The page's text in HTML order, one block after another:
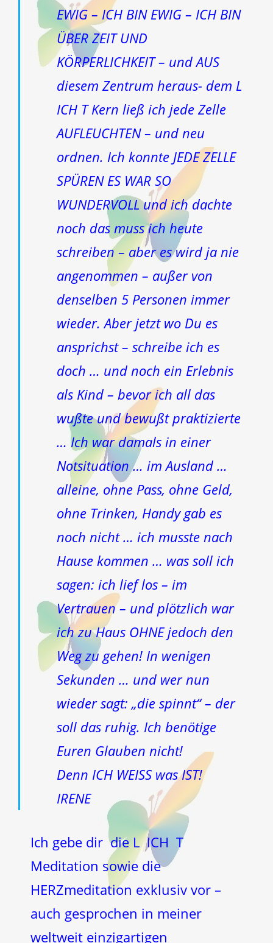
EWIG – ICH BIN EWIG – ICH BIN
ÜBER ZEIT UND
KÖRPERLICHKEIT – und AUS
diesem Zentrum heraus- dem L
ICH T Kern ließ ich jede Zelle
AUFLEUCHTEN – und neu
ordnen. Ich konnte JEDE ZELLE
SPÜREN ES WAR SO
WUNDERVOLL und ich dachte
noch das muss ich heute
schreiben – aber es wird ja nie
angenommen – außer von
denselben 5 Personen immer
wieder. Aber jetzt wo Du es
ansprichst – schreibe ich es
doch … und noch ein Erlebnis
als Kind – bevor ich all das
wußte und bewußt praktizierte
… Ich war damals in einer
Notsituation … im Ausland …
alleine, ohne Pass, ohne Geld,
ohne Trinken, Handy gab es
noch nicht … ich musste nach
Hause kommen … was soll ich
sagen: ich lief los – im
Vertrauen – und plötzlich war
ich zu Haus OHNE jedoch den
Weg zu gehen! In wenigen
Sekunden … und wer nun
wieder sagt: „die spinnt“ – der
soll das ruhig. Ich benötige
Euren Glauben nicht!
Denn ICH WEISS was IST!
IRENE
Ich gebe dir die L ICH T
Meditation sowie die
HERZmeditation exklusiv vor –
auch gesprochen in meiner
weltweit einzigartigen